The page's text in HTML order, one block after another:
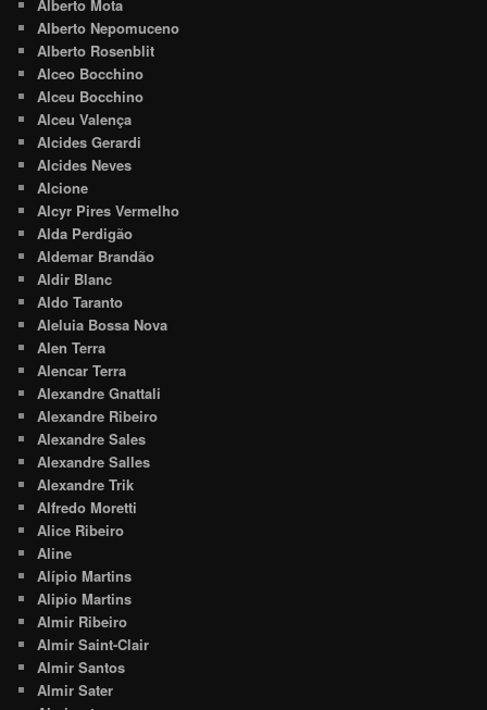
Alberto Mota
Alberto Nepomuceno
Alberto Rosenblit
Alceo Bocchino
Alceu Bocchino
Alceu Valença
Alcides Gerardi
Alcides Neves
Alcione
Alcyr Pires Vermelho
Alda Perdigão
Aldemar Brandão
Aldir Blanc
Aldo Taranto
Aleluia Bossa Nova
Alen Terra
Alencar Terra
Alexandre Gnattali
Alexandre Ribeiro
Alexandre Sales
Alexandre Salles
Alexandre Trik
Alfredo Moretti
Alice Ribeiro
Aline
Alípio Martins
Alipio Martins
Almir Ribeiro
Almir Saint-Clair
Almir Santos
Almir Sater